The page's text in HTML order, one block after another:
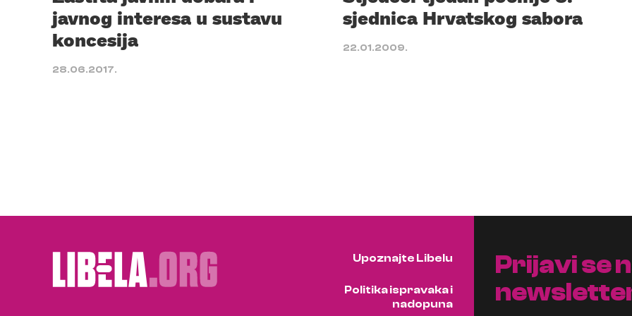
javnog interesa u sustavu
koncesija
28.06.2017.
sjednica Hrvatskog sabora
22.01.2009.
Upoznajte Libelu
Politika ispravaka i
nadopuna
Prijavi se